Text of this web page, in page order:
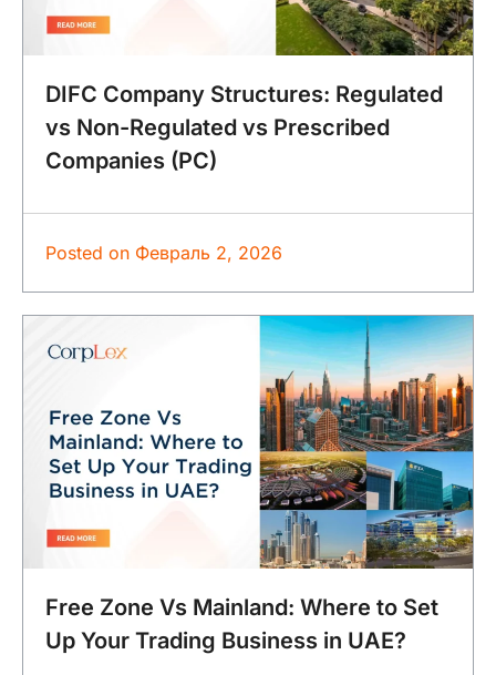
DIFC Company Structures: Regulated
vs Non-Regulated vs Prescribed
Companies (PC)
Posted on Февраль 2, 2026
Free Zone Vs Mainland: Where to Set
Up Your Trading Business in UAE?